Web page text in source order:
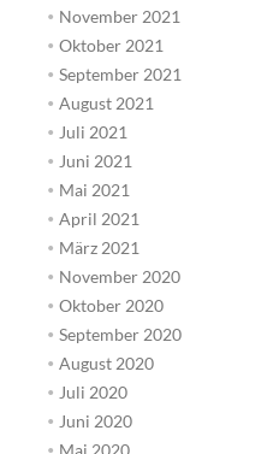
November 2021
Oktober 2021
September 2021
August 2021
Juli 2021
Juni 2021
Mai 2021
April 2021
März 2021
November 2020
Oktober 2020
September 2020
August 2020
Juli 2020
Juni 2020